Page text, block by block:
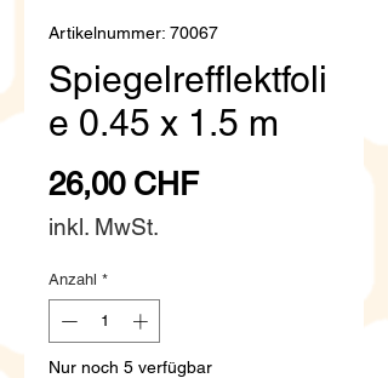
Artikelnummer: 70067
Spiegelrefflektfoli
e 0.45 x 1.5 m
26,00 CHFPreis
inkl. MwSt.
Anzahl *
Nur noch 5 verfügbar